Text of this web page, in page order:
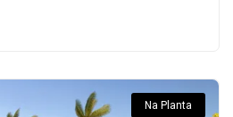
Na Planta